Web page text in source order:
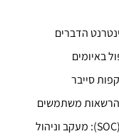
באיומים
סייבר
התפקיד של מרכז הפעולות האבטחתיות (SOC): מעקב וניהול